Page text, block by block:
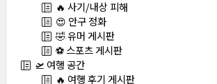
🔥 사기/내상 피해
😍 안구 정화
🤣 유머 게시판
⚽ 스포츠 게시판
🛫 여행 공간
🔥 여행 후기 게시판